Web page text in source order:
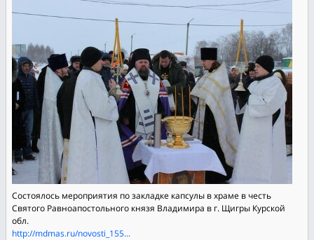
Состоялось мероприятия по закладке капсулы в храме в честь
Святого Равноапостольного князя Владимира в г. Щигры Курской
обл.
http://mdmas.ru/novosti_155...